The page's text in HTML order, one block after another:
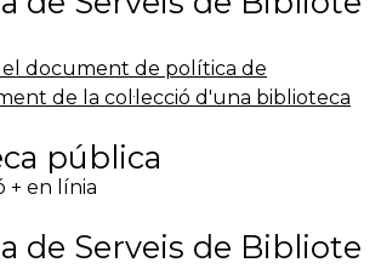
el document de política de
de la col·lecció d'una biblioteca
pública
+ en línia
de Serveis de Bibliote